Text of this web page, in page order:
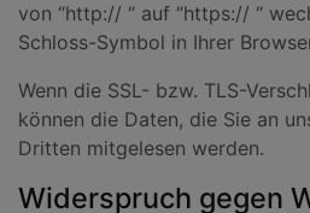
von “http:// “ auf “https:// “
Schloss-Symbol in Ihrer
Wenn die SSL- bzw. TLS-
können die Daten, die Sie an
Dritten mitgelesen werden.
Widerspruch gegen